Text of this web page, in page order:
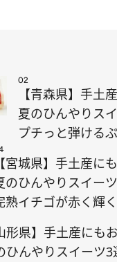
02
【青森県】手土
夏のひんやりス
プチっと弾ける
【宮城県】手土産に
のひんやりスイー
熟イチゴが赤く輝
形県】手土産にも
ひんやりスイーツ3